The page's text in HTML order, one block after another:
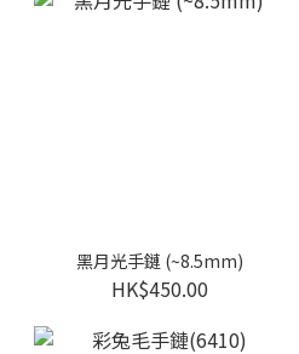
黑月光手鏈 (~8.5mm)
HK$450.00